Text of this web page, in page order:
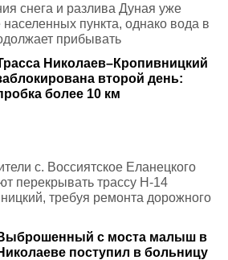
снега и разлива Дуная уже
пункта, однако вода в
прибывать
Николаев–Кропивницкий
второй день:
более 10 км
с. Воссиятское Еланецкого
перекрывать трассу Н-14
требуя ремонта дорожного
с моста малыш в
поступил в больницу